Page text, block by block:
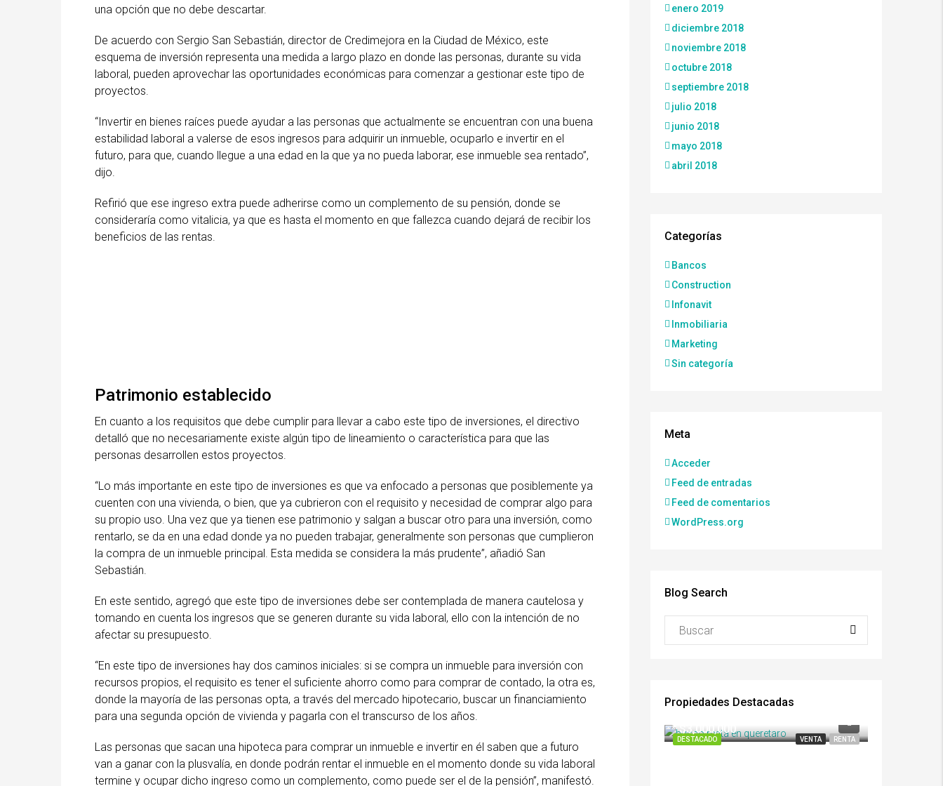
una opción que no debe descartar.
De acuerdo con Sergio San Sebastián, director de Credimejora en la Ciudad de México, este
esquema de inversión representa una medida a largo plazo en donde las personas, durante su vida
laboral, pueden aprovechar las oportunidades económicas para comenzar a gestionar este tipo de
proyectos.
“Invertir en bienes raíces puede ayudar a las personas que actualmente se encuentran con una buena
estabilidad laboral a valerse de esos ingresos para adquirir un inmueble, ocuparlo e invertir en el
futuro, para que, cuando llegue a una edad en la que ya no pueda laborar, ese inmueble sea rentado”,
dijo.
Refirió que ese ingreso extra puede adherirse como un complemento de su pensión, donde se
consideraría como vitalicia, ya que es hasta el momento en que fallezca cuando dejará de recibir los
beneficios de las rentas.
Patrimonio establecido
En cuanto a los requisitos que debe cumplir para llevar a cabo este tipo de inversiones, el directivo
detalló que no necesariamente existe algún tipo de lineamiento o característica para que las
personas desarrollen estos proyectos.
“Lo más importante en este tipo de inversiones es que va enfocado a personas que posiblemente ya
cuenten con una vivienda, o bien, que ya cubrieron con el requisito y necesidad de comprar algo para
su propio uso. Una vez que ya tienen ese patrimonio y salgan a buscar otro para una inversión, como
rentarlo, se da en una edad donde ya no pueden trabajar, generalmente son personas que cumplieron
la compra de un inmueble principal. Esta medida se considera la más prudente”, añadió San
Sebastián.
En este sentido, agregó que este tipo de inversiones debe ser contemplada de manera cautelosa y
tomando en cuenta los ingresos que se generen durante su vida laboral, ello con la intención de no
afectar su presupuesto.
“En este tipo de inversiones hay dos caminos iniciales: si se compra un inmueble para inversión con
recursos propios, el requisito es tener el suficiente ahorro como para comprar de contado, la otra es,
donde la mayoría de las personas opta, a través del mercado hipotecario, buscar un financiamiento
para una segunda opción de vivienda y pagarla con el transcurso de los años.
Las personas que sacan una hipoteca para comprar un inmueble e invertir en él saben que a futuro
van a ganar con la plusvalía, en donde podrán rentar el inmueble en el momento donde su vida laboral
termine y ocupar dicho ingreso como un complemento, como puede ser el de la pensión”, manifestó.
enero 2019
diciembre 2018
noviembre 2018
octubre 2018
septiembre 2018
julio 2018
junio 2018
mayo 2018
abril 2018
Categorías
Bancos
Construction
Infonavit
Inmobiliaria
Marketing
Sin categoría
Meta
Acceder
Feed de entradas
Feed de comentarios
WordPress.org
Blog Search
Propiedades Destacadas
DESTACADO VENTA RENTA
*$3,000,000